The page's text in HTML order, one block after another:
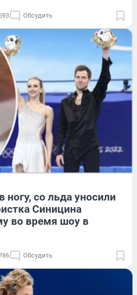
Обсудить
ногу, со льда уносили
Синицина
во время шоу в
Обсудить